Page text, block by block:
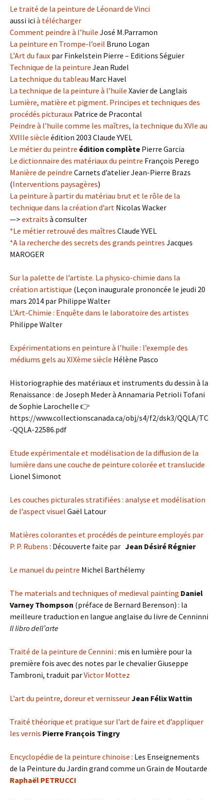
Le traité de la peinture de Léonard de Vinci
aussi ici à télécharger
Comment peindre à l’huile José M.Parramon
La peinture en Trompe-l’oeil Bruno Logan
L’Art du faux par Finkelstein Pierre – Editions Séguier
Technique de la peinture Jean Rudel
La technique du tableau Marc Havel
La technique de la peinture à l’huile Xavier de Langlais
Lumière, matière et pigment. Principes et techniques des
procédés picturaux Patrice de Pracontal
Peindre à l’huile comme les maîtres, la technique du XVIe au
XVIIIe siècle édition 2003 Claude YVEL
Le métier du peintre édition complète Pierre Garcia
Le dictionnaire des matériaux du peintre François Perego
Manière de peindre Carnets d’atelier Jean-Pierre Brazs
(Interventions paysagères)
La peinture à partir du matériau brut et le rôle de la
technique dans la création d’art Nicolas Wacker
—> extraits à consulter
*Le métier retrouvé des maîtres Claude YVEL
*A la recherche des secrets des grands peintres Jacques
MAROGER
Sur la palette de l’artiste. La physico-chimie dans la
création artistique (Leçon inaugurale prononcée le jeudi 20
mars 2014 par Philippe Walter
L’Art-Chimie : Enquête dans le laboratoire des artistes
Philippe Walter
Expérimentations en peinture à l’huile : l’exemple des
médiums gels au XIXème siècle Hélène Pasco
Historiographie des matériaux et instruments du dessin à la
Renaissance : de Joseph Meder à Annamaria Petrioli Tofani
de Sophie Larochelle 👉
https://www.collectionscanada.ca/obj/s4/f2/dsk3/QQLA/TC
-QQLA-22586.pdf
Etude expérimentale et modélisation de la diffusion de la
lumière dans une couche de peinture colorée et translucide
Lionel Simonot
Les couches picturales stratifiées : analyse et modélisation
de l’aspect visuel Gaël Latour
Matières colorantes et procédés de peinture employés par
P. P. Rubens : Découverte faite par Jean Désiré Régnier
Le manuel du peintre Michel Barthélemy
The materials and techniques of medieval painting Daniel
Varney Thompson (préface de Bernard Berenson) : la
meilleure traduction en langue anglaise du livre de Cenninni
Il libro dell’arte
Traité de la peinture de Cennini: mis en lumière pour la
première fois avec des notes par le chevalier Giuseppe
Tambroni, traduit parVictor Mottez
L’art du peintre, doreur et vernisseurJean Félix Wattin
Traité théorique et pratique sur l’art de faire et d’appliquer
les vernis Pierre François Tingry
Encyclopédie de la peinture chinoise : Les Enseignements
de la Peinture du Jardin grand comme un Grain de Moutarde
Raphaël PETRUCCI